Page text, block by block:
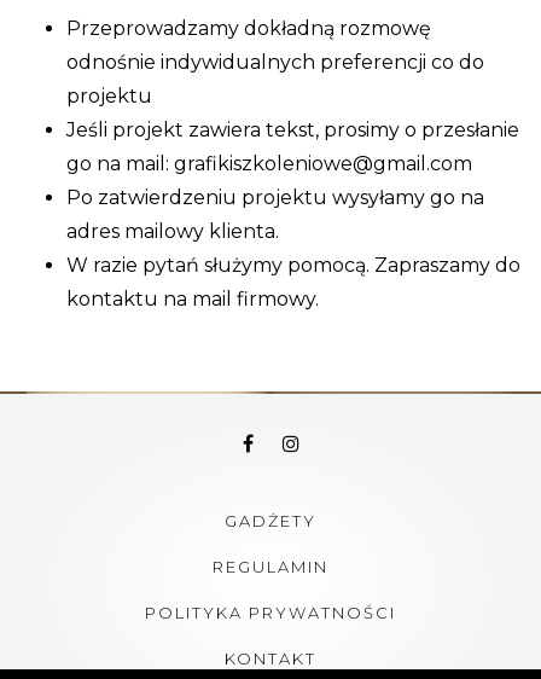
Przeprowadzamy dokładną rozmowę
odnośnie indywidualnych preferencji co do
projektu
Jeśli projekt zawiera tekst, prosimy o przesłanie
go na mail: grafikiszkoleniowe@gmail.com
Po zatwierdzeniu projektu wysyłamy go na
adres mailowy klienta.
W razie pytań służymy pomocą. Zapraszamy do
kontaktu na mail firmowy.
GADŻETY
REGULAMIN
POLITYKA PRYWATNOŚCI
KONTAKT